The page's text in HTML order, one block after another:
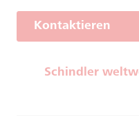
Kontaktieren
Schindler